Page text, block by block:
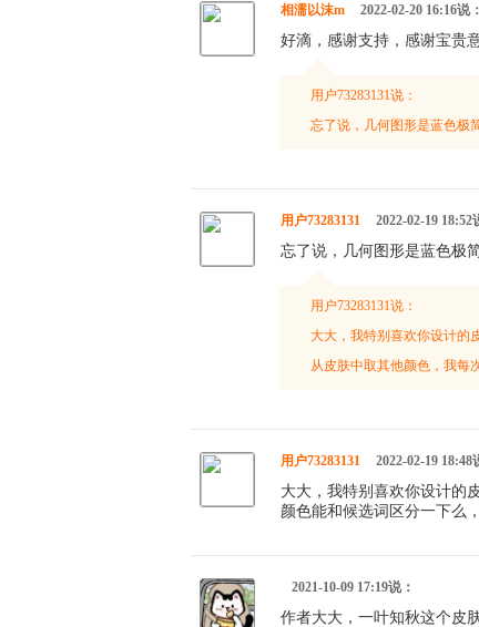
相濡以沫m 2022-02-20 16:16说：
好滴，感谢支持，感谢宝贵
用户73283131说：
忘了说，几何图形是蓝色极
用户73283131 2022-02-19 18:52
忘了说，几何图形是蓝色极
用户73283131说：
大大，我特别喜欢你设计的
从皮肤中取其他颜色，我每
用户73283131 2022-02-19 18:48
大大，我特别喜欢你设计的
颜色能和候选词区分一下么
2021-10-09 17:19说：
作者大大，一叶知秋这个皮